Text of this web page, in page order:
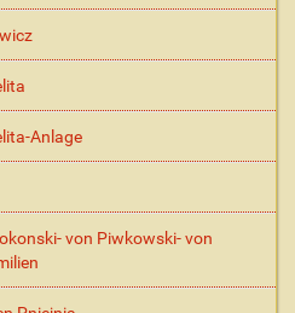
Anlage
von Piwkowski- von